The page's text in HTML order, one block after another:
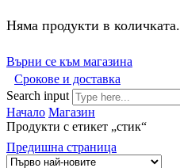
Няма продукти в количката.
Върни се към магазина
Срокове и доставка
Search input
Начало Магазин
Продукти с етикет „стик“
Предишна страница